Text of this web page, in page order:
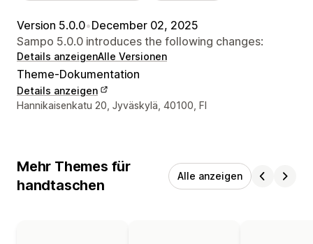
Version 5.0.0•December 02, 2025
Sampo 5.0.0 introduces the following changes:
Details anzeigenAlle Versionen
Theme-Dokumentation
Details anzeigen
Designer-Kontaktdaten
Hannikaisenkatu 20, Jyväskylä, 40100, FI
Mehr Themes für
handtaschen
Alle anzeigen